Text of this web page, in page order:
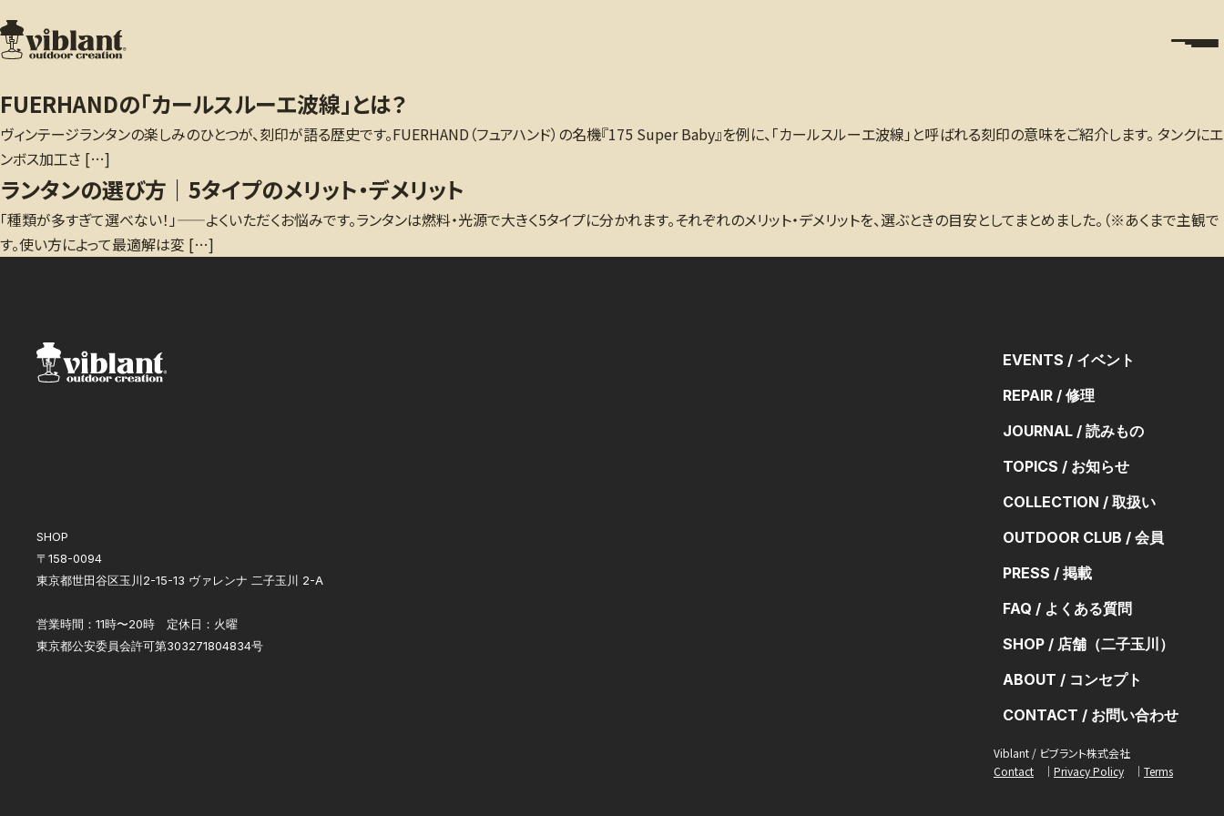
FUERHANDの「カールスルーエ波線」とは？
ヴィンテージランタンの楽しみのひとつが、刻印が語る歴史です。FUERHAND（フュアハンド）の名機『175 Super Baby』を例に、「カールスルーエ波線」と呼ばれる刻印の意味をご紹介します。 タンクにエ
ンボス加工さ […]
ランタンの選び方｜5タイプのメリット・デメリット
「種類が多すぎて選べない！」——よくいただくお悩みです。ランタンは燃料・光源で大きく5タイプに分かれます。それぞれのメリット・デメリットを、選ぶときの目安としてまとめました。（※あくまで主観で
す。使い方によって最適解は変 […]
SHOP
〒158-0094
東京都世田谷区玉川2-15-13 ヴァレンナ 二子玉川 2-A
営業時間：11時〜20時 定休日：火曜
東京都公安委員会許可第303271804834号
EVENTS / イベント
REPAIR / 修理
JOURNAL / 読みもの
TOPICS / お知らせ
COLLECTION / 取扱い
OUTDOOR CLUB / 会員
PRESS / 掲載
FAQ / よくある質問
SHOP / 店舗（二子玉川）
ABOUT / コンセプト
CONTACT / お問い合わせ
Viblant / ビブラント株式会社
Contact
Privacy Policy Terms